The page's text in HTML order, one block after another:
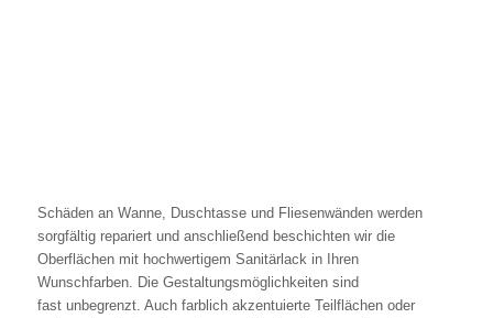
Schäden an Wanne, Duschtasse und Fliesenwänden werden
sorgfältig repariert und anschließend beschichten wir die
Oberflächen mit hochwertigem Sanitärlack in Ihren
Wunschfarben. Die Gestaltungsmöglichkeiten sind
fast unbegrenzt. Auch farblich akzentuierte Teilflächen oder